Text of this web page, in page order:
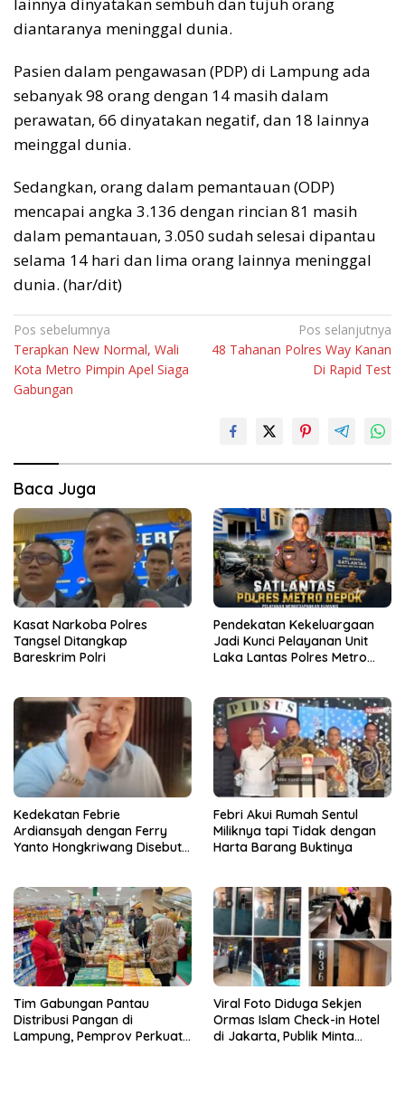
diantaranya meninggal dunia.
Pasien dalam pengawasan (PDP) di Lampung ada
sebanyak 98 orang dengan 14 masih dalam
perawatan, 66 dinyatakan negatif, dan 18 lainnya
meinggal dunia.
Sedangkan, orang dalam pemantauan (ODP)
mencapai angka 3.136 dengan rincian 81 masih
dalam pemantauan, 3.050 sudah selesai dipantau
selama 14 hari dan lima orang lainnya meninggal
dunia. (har/dit)
Navigasi
pos
Pos sebelumnya
Terapkan New Normal, Wali
Kota Metro Pimpin Apel Siaga
Gabungan
Pos selanjutnya
48 Tahanan Polres Way Kanan
Di Rapid Test
Baca Juga
Kasat Narkoba Polres
Tangsel Ditangkap
Bareskrim Polri
Pendekatan Kekeluargaan
Jadi Kunci Pelayanan Unit
Laka Lantas Polres Metro
Kedekatan Febrie
Ardiansyah dengan Ferry
Yanto Hongkriwang Disebut
Febri Akui Rumah Sentul
Miliknya tapi Tidak dengan
Harta Barang Buktinya
Tim Gabungan Pantau
Distribusi Pangan di
Lampung, Pemprov Perkuat
Viral Foto Diduga Sekjen
Ormas Islam Check-in Hotel
di Jakarta, Publik Minta